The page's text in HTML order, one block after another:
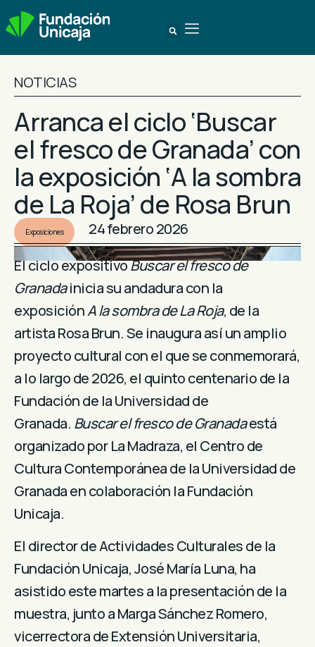
NOTICIAS
Arranca el ciclo ‘Buscar
el fresco de Granada’ con
la exposición ‘A la sombra
de La Roja’ de Rosa Brun
Exposiciones
24 febrero 2026
El ciclo expositivoBuscar el fresco de
Granadainicia su andadura con la
exposiciónA la sombra de La Roja, de la
artista Rosa Brun. Se inaugura así un amplio
proyecto cultural con el que se conmemorará,
a lo largo de 2026, el quinto centenario de la
Fundación de la Universidad de
Granada. Buscar el fresco de Granadaestá
organizado por La Madraza, el Centro de
Cultura Contemporánea de la Universidad de
Granada en colaboración la Fundación
Unicaja.
El director de Actividades Culturales de la
Fundación Unicaja, José María Luna, ha
asistido este martes a la presentación de la
muestra, junto a Marga Sánchez Romero,
vicerrectora de Extensión Universitaria,